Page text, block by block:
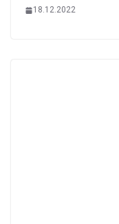
18.12.2022